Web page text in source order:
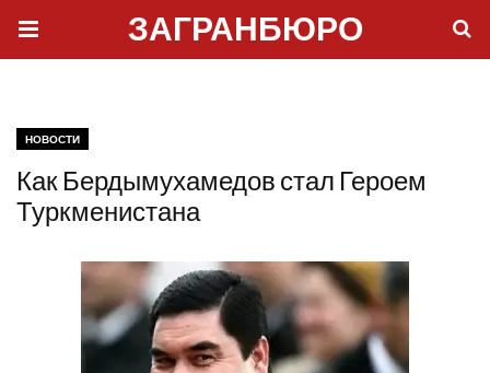
ЗАГРАНБЮРО
НОВОСТИ
Как Бердымухамедов стал Героем
Туркменистана